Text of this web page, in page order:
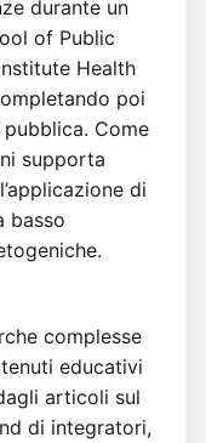
durante un
of Public
Health
poi
Come
supporta
di
basso
complesse
educativi
articoli sul
di integratori,